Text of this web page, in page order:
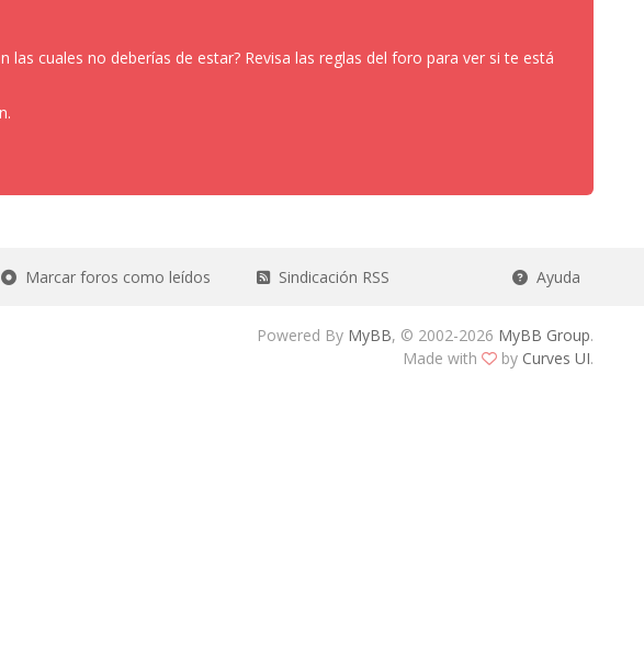
cuales no deberías de estar? Revisa las reglas del foro para ver si te está
Marcar foros como leídos Sindicación RSS Ayuda
Powered By MyBB, © 2002-2026 MyBB Group.
Made with
by Curves UI.